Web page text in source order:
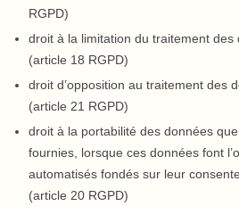
RGPD)
droit à la limitation du traitement des
(article 18 RGPD)
droit d’opposition au traitement des
(article 21 RGPD)
droit à la portabilité des données
fournies, lorsque ces données font
automatisés fondés sur leur
(article 20 RGPD)